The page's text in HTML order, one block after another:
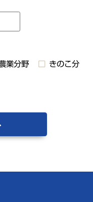
業分野
きのこ分